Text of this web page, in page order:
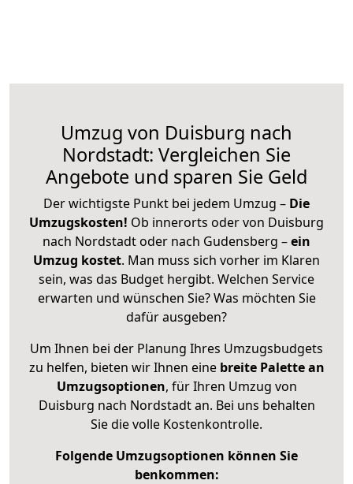
Umzug von Duisburg nach
Nordstadt: Vergleichen Sie
Angebote und sparen Sie Geld
Der wichtigste Punkt bei jedem Umzug – Die
Umzugskosten! Ob innerorts oder von Duisburg
nach Nordstadt oder nach Gudensberg –ein
Umzug kostet. Man muss sich vorher im Klaren
sein, was das Budget hergibt. Welchen Service
erwarten und wünschen Sie? Was möchten Sie
dafür ausgeben?
Um Ihnen bei der Planung Ihres Umzugsbudgets
zu helfen, bieten wir Ihnen eine breite Palette an
Umzugsoptionen, für Ihren Umzug von
Duisburg nach Nordstadt an. Bei uns behalten
Sie die volle Kostenkontrolle.
Folgende Umzugsoptionen können Sie
benkommen: